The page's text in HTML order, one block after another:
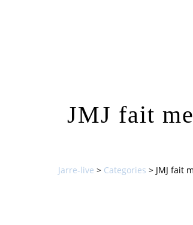
JMJ fait
Jarre-live > Categories > JMJ fait